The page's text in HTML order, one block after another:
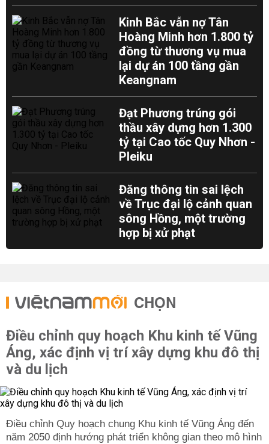
Kinh Bắc vẫn nợ Tân
Hoàng Minh hơn 1.800 tỷ
đồng từ thương vụ mua
lại dự án 100 tầng gần
Keangnam
Đạt Phương trúng gói
thầu xây dựng hơn 1.300
tỷ tại Cao tốc Quy Nhơn -
Pleiku
Đăng thông tin sai lệch
về Trục đại lộ cảnh quan
sông Hồng, một trường
hợp bị xử phạt
CHỌN
Điều chỉnh quy hoạch Khu kinh tế Vũng
Áng, xác định vị trí xây dựng khu đô thị
và du lịch
Điều chỉnh Quy hoạch chung Khu kinh tế Vũng Áng đến
năm 2050 định hướng phát triển không gian theo mô hình